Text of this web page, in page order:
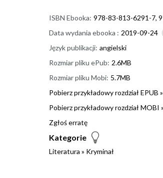
ISBN Ebooka: 978-83-813-6291-7,
Data wydania ebooka : 2019-09-24
Język publikacji: angielski
Rozmiar pliku ePub: 2.6MB
Rozmiar pliku Mobi: 5.7MB
Pobierz przykładowy rozdział EPUB »
Pobierz przykładowy rozdział MOBI »
Zgłoś erratę
Kategorie
Literatura » Kryminał